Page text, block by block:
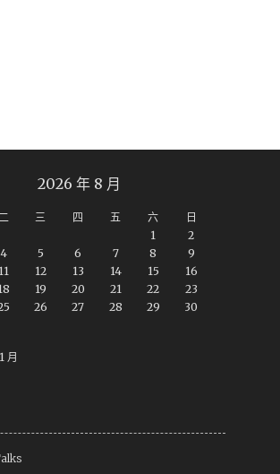
2026 年 8 月
三 四 五 六 日
月
1
2
4 5 6 7 8
9
11 12 13 14 15
16
19 20 21 22
23
26 27 28 29
30